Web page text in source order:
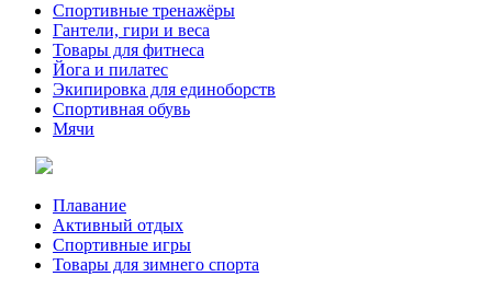
Спортивные тренажёры
Гантели, гири и веса
Товары для фитнеса
Йога и пилатес
Экипировка для единоборств
Спортивная обувь
Мячи
Плавание
Активный отдых
Спортивные игры
Товары для зимнего спорта